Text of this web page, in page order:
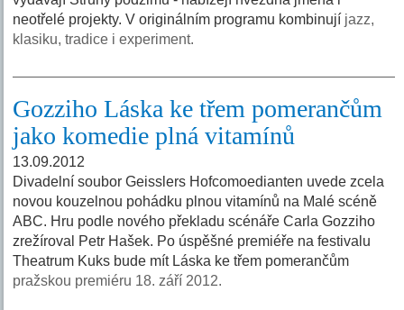
neotřelé projekty. V originálním programu kombinují jazz,
klasiku, tradice i experiment.
Gozziho Láska ke třem pomerančům
jako komedie plná vitamínů
13.09.2012
Divadelní soubor Geisslers Hofcomoedianten uvede zcela
novou kouzelnou pohádku plnou vitamínů na Malé scéně
ABC. Hru podle nového překladu scénáře Carla Gozziho
zrežíroval Petr Hašek. Po úspěšné premiéře na festivalu
Theatrum Kuks bude mít Láska ke třem pomerančům
pražskou premiéru 18. září 2012.